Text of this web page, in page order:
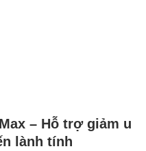
– Hỗ trợ giảm u
lành tính